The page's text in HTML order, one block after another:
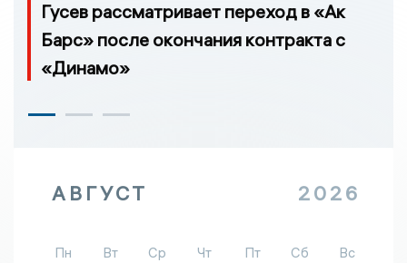
Гусев рассматривает переход в «Ак
Барс» после окончания контракта с
«Динамо»
АВГУСТ 2026
Пн Вт Ср Чт Пт Сб
Вс